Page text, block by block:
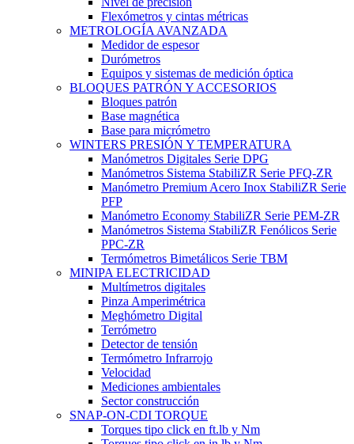
Flexómetros y cintas métricas
METROLOGÍA AVANZADA
Medidor de espesor
Durómetros
Equipos y sistemas de medición óptica
BLOQUES PATRÓN Y ACCESORIOS
Bloques patrón
Base magnética
Base para micrómetro
WINTERS PRESIÓN Y TEMPERATURA
Manómetros Digitales Serie DPG
Manómetros Sistema StabiliZR Serie PFQ-ZR
Manómetro Premium Acero Inox StabiliZR Serie
PFP
Manómetro Economy StabiliZR Serie PEM-ZR
Manómetros Sistema StabiliZR Fenólicos Serie
PPC-ZR
Termómetros Bimetálicos Serie TBM
MINIPA ELECTRICIDAD
Multímetros digitales
Pinza Amperimétrica
Meghómetro Digital
Terrómetro
Detector de tensión
Termómetro Infrarrojo
Velocidad
Mediciones ambientales
Sector construcción
SNAP-ON-CDI TORQUE
Torques tipo click en ft.lb y Nm